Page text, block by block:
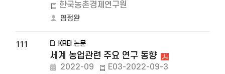
한국농촌경제연구원
염정완
111 KREI 논문
세계 농업관련 주요 연구 동향
2022-09
E03-2022-09-3